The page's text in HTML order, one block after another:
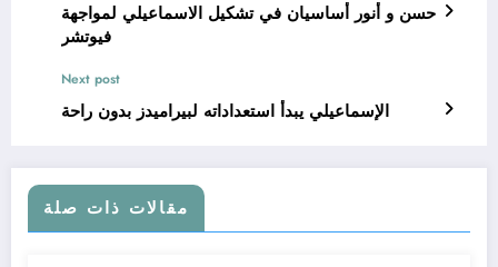
حسن و أنور أساسيان في تشكيل الاسماعيلي لمواجهة
فيوتشر
Next post
الإسماعيلي يبدأ استعداداته لبيراميدز بدون راحة
مقالات ذات صلة